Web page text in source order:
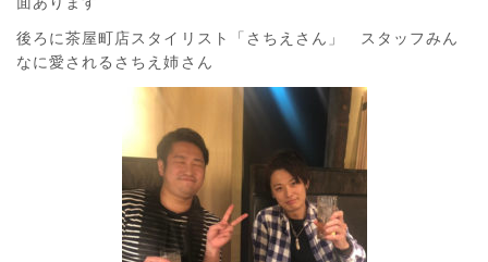
後ろに茶屋町店スタイリスト「さちえさん」 スタッフみん
なに愛されるさちえ姉さん